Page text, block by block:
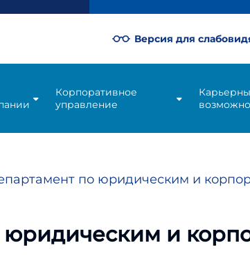
Версия для
Корпоративное
управление
по юридическим и
юридическим и